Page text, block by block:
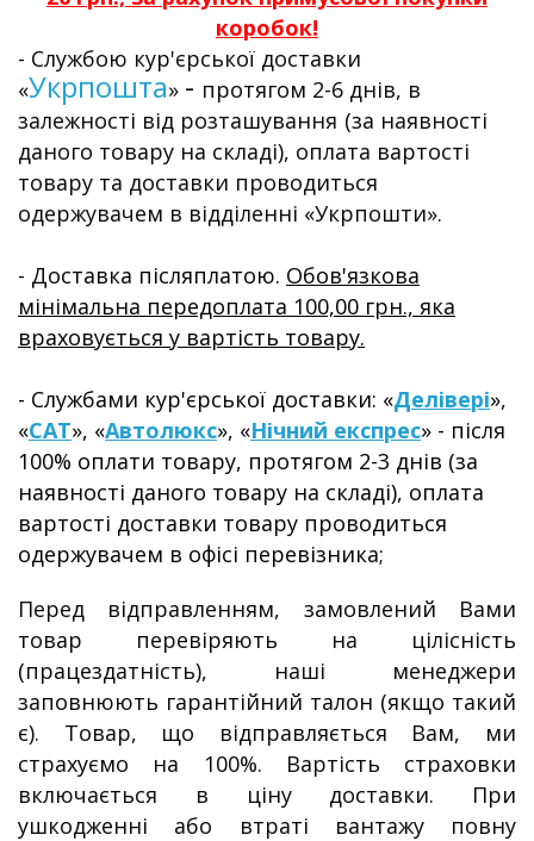
коробок!
- Службою кур'єрської доставки
«Укрпошта» - протягом 2-6 днів, в
залежності від розташування (за наявності
даного товару на складі), оплата вартості
товару та доставки проводиться
одержувачем в відділенні «Укрпошти».
- Доставка післяплатою. Обов'язкова
мінімальна передоплата 100,00 грн., яка
враховується у вартість товару.
- Службами кур'єрської доставки: «Делівері»,
«САТ», «Автолюкс», «Нічний експрес» - після
100% оплати товару, протягом 2-3 днів (за
наявності даного товару на складі), оплата
вартості доставки товару проводиться
одержувачем в офісі перевізника;
Перед відправленням, замовлений Вами
товар перевіряють на цілісність
(працездатність), наші менеджери
заповнюють гарантійний талон (якщо такий
є). Товар, що відправляється Вам, ми
страхуємо на 100%. Вартість страховки
включається в ціну доставки. При
ушкодженні або втраті вантажу повну